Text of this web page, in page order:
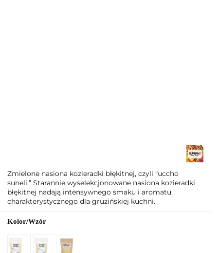
Zmielone nasiona kozieradki błękitnej, czyli “uccho
suneli.” Starannie wyselekcjonowane nasiona kozieradki
błękitnej nadają intensywnego smaku i aromatu,
charakterystycznego dla gruzińskiej kuchni.
Kolor/Wzór